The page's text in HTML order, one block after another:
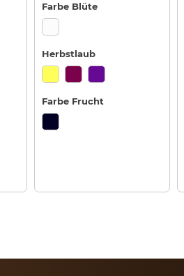
Farbe Blüte
Herbstlaub
Farbe Frucht